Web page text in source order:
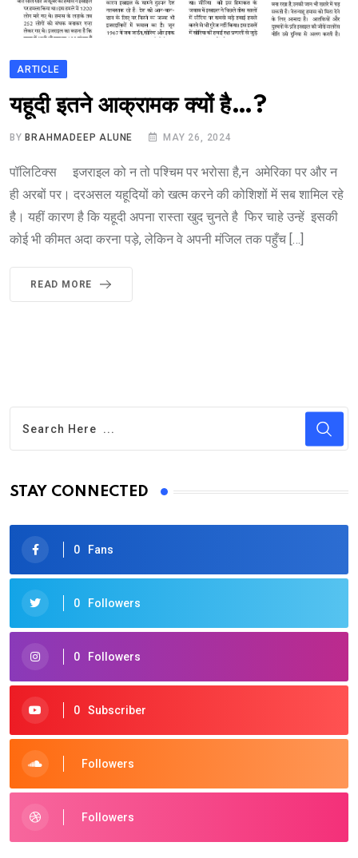
ARTICLE
यहूदी इतने आक्रामक क्यों है…?
BY BRAHMADEEP ALUNE MAY 26, 2024
पॉलिटिक्स इजराइल को न तो पश्चिम पर भरोसा है,न अमेरिका पर और न
ही अरबों पर। दरअसल यहूदियों को खत्म करने की कोशिशों में सब शामिल रहे
है। यहीं कारण है कि यहूदी अपना रास्ता खुद चुनते है फिर चाहे उन्हें इसकी
कोई भी कीमत अदा करना पड़े, लेकिन वे अपनी मंजिल तक पहुँच […]
READ MORE
STAY CONNECTED
0 Fans
0 Followers
0 Followers
0 Subscriber
Followers
Followers